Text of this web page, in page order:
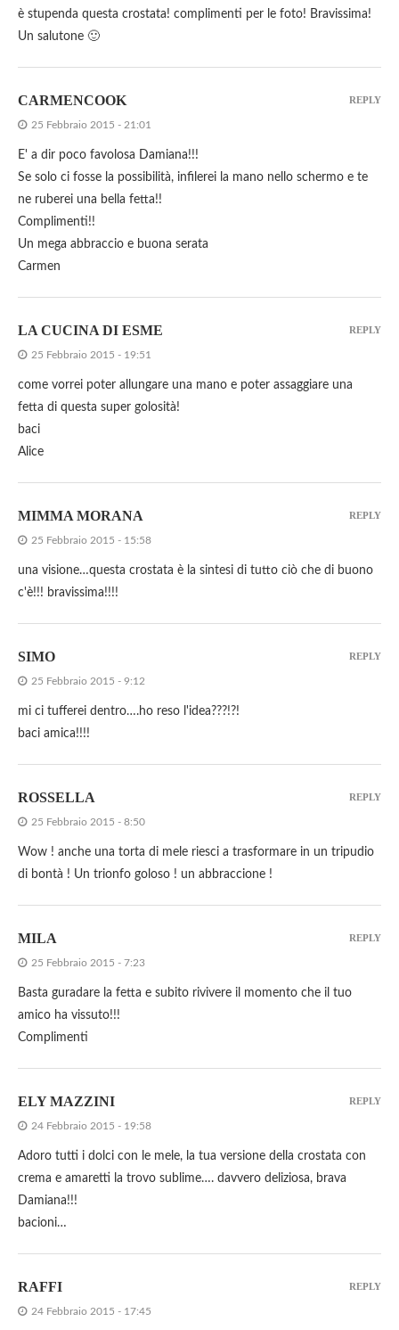
è stupenda questa crostata! complimenti per le foto! Bravissima!
Un salutone 🙂
CARMENCOOK
25 Febbraio 2015 - 21:01
E' a dir poco favolosa Damiana!!!
Se solo ci fosse la possibilità, infilerei la mano nello schermo e te
ne ruberei una bella fetta!!
Complimenti!!
Un mega abbraccio e buona serata
Carmen
REPLY
LA CUCINA DI ESME
25 Febbraio 2015 - 19:51
come vorrei poter allungare una mano e poter assaggiare una
fetta di questa super golosità!
baci
Alice
REPLY
MIMMA MORANA
25 Febbraio 2015 - 15:58
una visione…questa crostata è la sintesi di tutto ciò che di buono
c'è!!! bravissima!!!!
REPLY
SIMO
25 Febbraio 2015 - 9:12
mi ci tufferei dentro….ho reso l'idea???!?!
baci amica!!!!
REPLY
ROSSELLA
25 Febbraio 2015 - 8:50
Wow ! anche una torta di mele riesci a trasformare in un tripudio
di bontà ! Un trionfo goloso ! un abbraccione !
REPLY
MILA
25 Febbraio 2015 - 7:23
Basta guradare la fetta e subito rivivere il momento che il tuo
amico ha vissuto!!!
Complimenti
REPLY
ELY MAZZINI
24 Febbraio 2015 - 19:58
Adoro tutti i dolci con le mele, la tua versione della crostata con
crema e amaretti la trovo sublime…. davvero deliziosa, brava
Damiana!!!
bacioni…
REPLY
RAFFI
24 Febbraio 2015 - 17:45
REPLY